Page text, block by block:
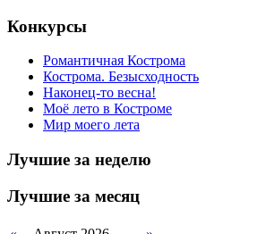
Конкурсы
Романтичная Кострома
Кострома. Безысходность
Наконец-то весна!
Моё лето в Костроме
Мир моего лета
Лучшие за неделю
Лучшие за месяц